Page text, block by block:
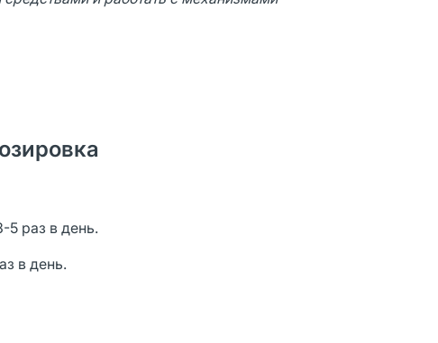
5 раз в день.
в день.